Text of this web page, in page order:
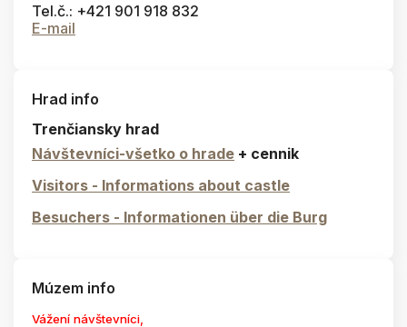
Tel.č.: +421 901 918 832
E-mail
Hrad info
Trenčiansky hrad
Návštevníci-všetko o hrade + cennik
Visitors - Informations about castle
Besuchers - Informationen über die Burg
Múzem info
Vážení návštevníci,